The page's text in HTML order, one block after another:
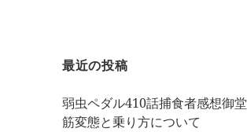
最近の投稿
弱虫ペダル410話捕食者感想御堂
筋変態と乗り方について